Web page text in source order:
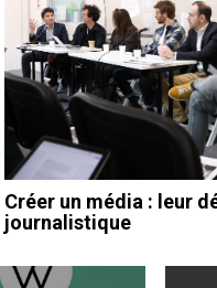
Créer un média : leur
journalistique